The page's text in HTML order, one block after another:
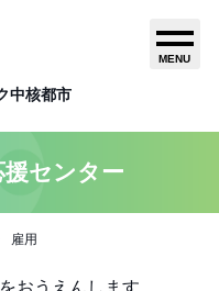
中核都市
MENU
センター
雇用